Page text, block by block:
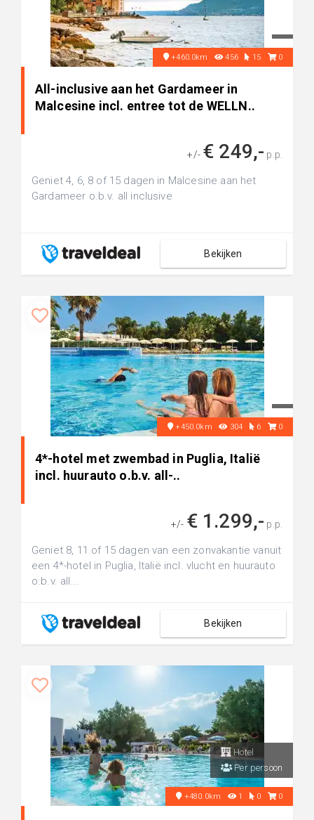
+460.0km 456 15 0
All-inclusive aan het Gardameer in
Malcesine incl. entree tot de WELLN..
+/- € 249,- p.p.
Geniet 4, 6, 8 of 15 dagen in Malcesine aan het
Gardameer o.b.v. all inclusive
Bekijken
+450.0km 304 6 0
4*-hotel met zwembad in Puglia, Italië
incl. huurauto o.b.v. all-..
+/- € 1.299,- p.p.
Geniet 8, 11 of 15 dagen van een zonvakantie vanuit
een 4*-hotel in Puglia, Italië incl. vlucht en huurauto
o.b.v. all...
Bekijken
Hotel
Per persoon
+480.0km 1 0 0